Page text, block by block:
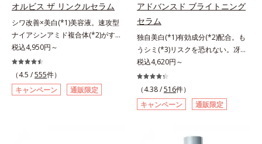
プローチ。保湿成分が日中の肌にも
うるおいを与え、明るくなめらかな
肌へ導きます。さらに落ちにくくす
るとキシキシし、塗りごこちを優先
すると膜がくずれやすくなる日焼け
止めのジレンマを解消すべく試作を
重ね、落ちにくくのびのよいみずみ
ずしいテクスチャーを追求しまし
ら配合している美白有効成分「トラ
ネキサム酸」を配合しました。さら
に、シリーズ共通の美容成分(*7)
「GLルートブースター(*9)」を配合
することで、肌のふっくら感や透明
感を叶えます。美白ケアしながら多
角的なエイジングケアが叶うシリー
ズに。3ステップで上向き(*10)のハ
リと透明感を。効果的なシナジー設
援します。*1 メラニンの生成を抑
オルビス ザ リンクルセラム
シワ改善×美白(*1)美容液。速攻型
ナイアシンアミド複合体(*2)がすば
やく浸透(*3)。ピンと、パッと。大
人の肌にハリ感を。シワ改善×美白
(*1)美容液。ポーラ化成 研究所の独
自研究で見出した、速攻型ナイアシ
ンアミド複合体(*2)と浸透サポート
税込4,950円～
（4.5 /555件）
キャンペーン
通販限定
アドバンスド ブライトニング
セラム
独自美白(*1)有効成分(*2)配合。も
うシミ(*3)リスクを恐れない。冴え
わたる透明美肌(*4)へ。先端肌科学
が導く、透明感あふれる輝き(*4)
へ。今の自分の肌も未来の肌もあき
らめない、自分史上最高の冴えわた
る透明美肌(*4)を目指すには、美肌
ミを予防するお手入れを続けること
税込4,620円～
（4.38 /516件）
キャンペーン
通販限定